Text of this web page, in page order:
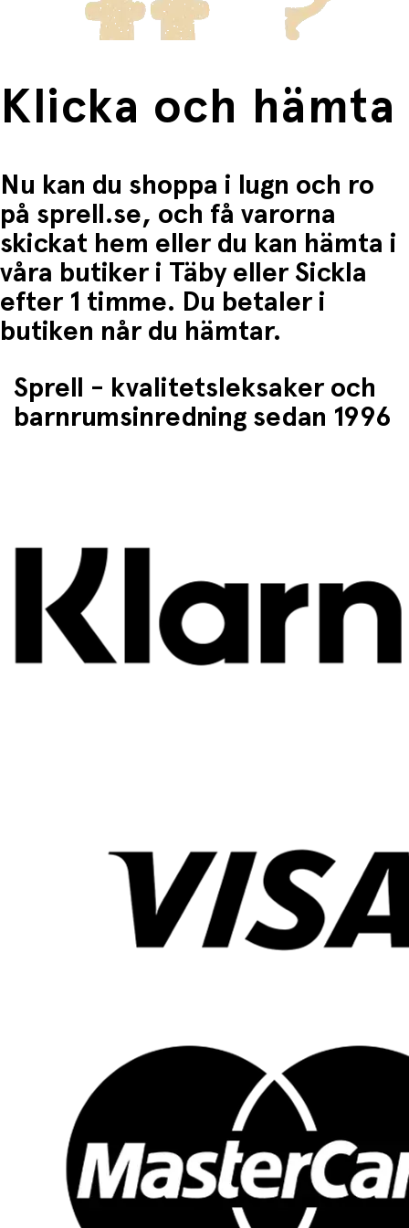
Klicka och hämta
Nu kan du shoppa i lugn och ro
på sprell.se, och få varorna
skickat hem eller du kan hämta i
våra butiker i Täby eller Sickla
efter 1 timme. Du betaler i
butiken når du hämtar.
Sprell - kvalitetsleksaker och
barnrumsinredning sedan 1996